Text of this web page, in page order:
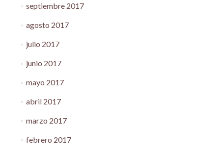
septiembre 2017
agosto 2017
julio 2017
junio 2017
mayo 2017
abril 2017
marzo 2017
febrero 2017